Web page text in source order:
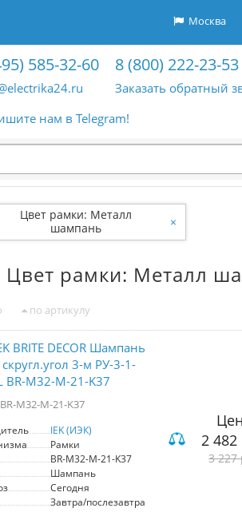
Москва
585-32-60 8 (800) 222-23-53
Заказать обратный
нам в Telegram!
Цвет рамки: Металл
шампань
×
Цвет рамки: Металл
по артикулу
BRITE DECOR Шампань
3-м РУ-3-1-
BR-M32-M-21-K37
M32-M-21-K37
IEK (ИЭК)
Рамки
BR-M32-M-21-K37
Шампань
Сегодня
Завтра/послезавтра
2 482
3 227